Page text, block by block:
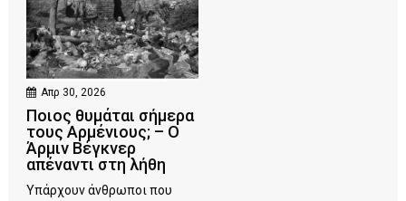
Απρ 30, 2026
Ποιος θυμάται σήμερα
τους Αρμένιους; – Ο
Άρμιν Βέγκνερ
απέναντι στη λήθη
Υπάρχουν άνθρωποι που